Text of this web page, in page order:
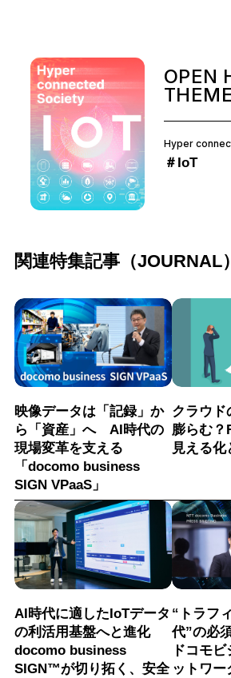
OPEN
THEME
Hyper
＃IoT
関連特集記事（JOURNAL）
映像データは「記録」か
ら「資産」へ AI時代の
現場変革を支える
「docomo business
SIGN VPaaS」
クラウド
膨らむ？
見える化
AI時代に適したIoTデータ
の利活用基盤へと進化
docomo business
SIGN™が切り拓く、安全
“トラフ
代”の必
ドコモ
ットワー